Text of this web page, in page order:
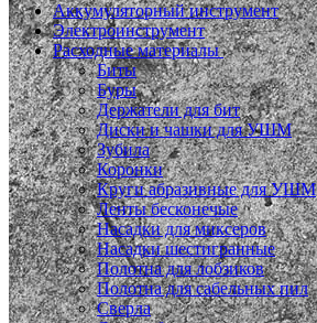
Аккумуляторный инструмент
Электроинструмент
Расходные материалы
Биты
Буры
Держатели для бит
Диски и чашки для УШМ
Зубила
Коронки
Круги абразивные для УШМ
Ленты бесконечые
Насадки для миксеров
Насадки шестигранные
Полотна для лобзиков
Полотна для сабельных пил
Сверла